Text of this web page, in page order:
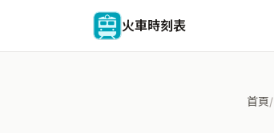
火車時刻表
首頁/